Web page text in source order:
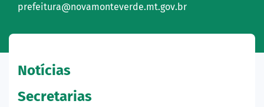
prefeitura@novamonteverde.mt.gov.br
Notícias
Secretarias